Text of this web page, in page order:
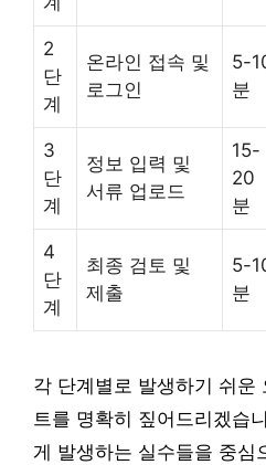
2
단
계
온라인 접속 및
로그인
5-
분
3
단
계
정보 입력 및
서류 업로드
15-
20
분
4
단
계
최종 검토 및
제출
5-
분
각 단계별로 발생하기 쉬운
트를 명확히 짚어드리겠습
게 발생하는 실수들을 중심